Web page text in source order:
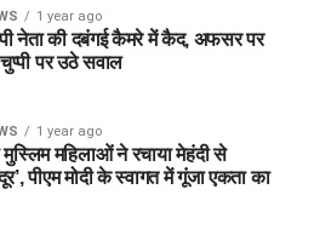
1 year ago
नेता की दबंगई कैमरे में कैद, अफसर पर
पर उठे सवाल
1 year ago
मुस्लिम महिलाओं ने रचाया मेहंदी से
पीएम मोदी के स्वागत में गूंजा एकता का